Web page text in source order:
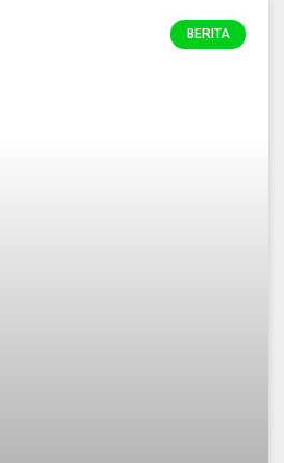
BERITA